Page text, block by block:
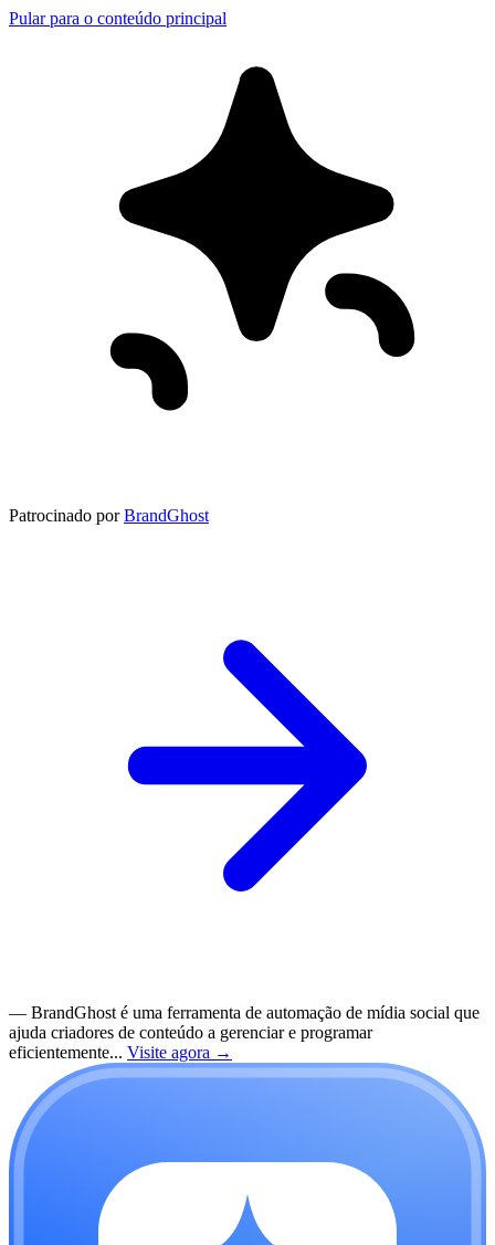
Pular para o conteúdo principal
Patrocinado por BrandGhost
— BrandGhost é uma ferramenta de automação de mídia social que
ajuda criadores de conteúdo a gerenciar e programar
eficientemente... Visite agora →